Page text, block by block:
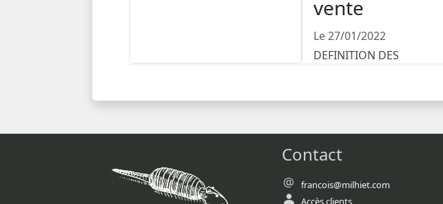
vente
Le 27/01/2022
DEFINITION DES
dûment habilité aux fins
Contact
francois@milhiet.com
Accès clients